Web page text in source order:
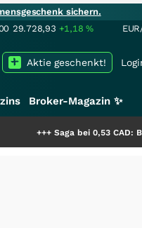
sichern.
29.728,93 +1,18%
Aktie geschenkt!
Broker-Magazin ✨
Saga bei 0,53 CAD: Bewertet